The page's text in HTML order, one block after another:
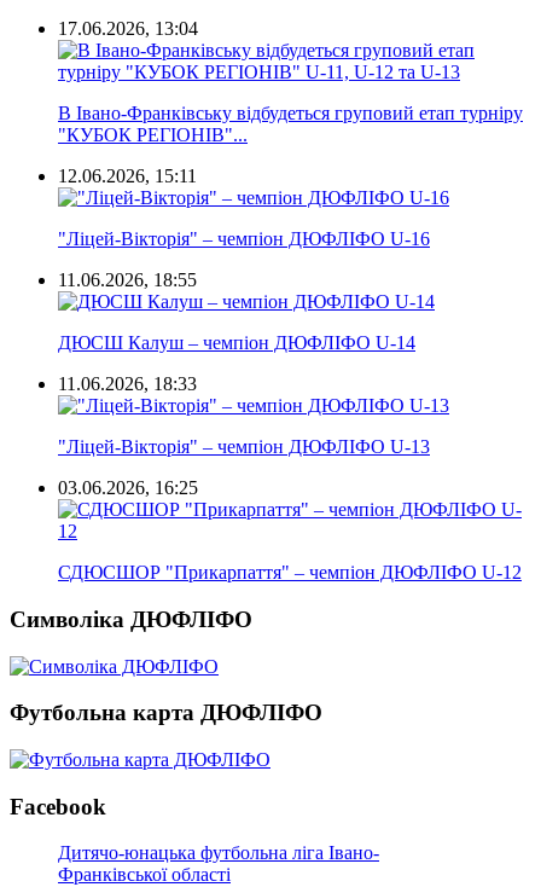
17.06.2026, 13:04
В Івано-Франківську відбудеться груповий етап турніру
"КУБОК РЕГІОНІВ"...
12.06.2026, 15:11
"Ліцей-Вікторія" – чемпіон ДЮФЛІФО U-16
11.06.2026, 18:55
ДЮСШ Калуш – чемпіон ДЮФЛІФО U-14
11.06.2026, 18:33
"Ліцей-Вікторія" – чемпіон ДЮФЛІФО U-13
03.06.2026, 16:25
СДЮСШОР "Прикарпаття" – чемпіон ДЮФЛІФО U-12
Символіка ДЮФЛІФО
Футбольна карта ДЮФЛІФО
Facebook
Дитячо-юнацька футбольна ліга Івано-
Франківської області